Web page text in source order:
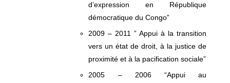
d’expression en République
démocratique du Congo”
2009 – 2011 ” Appui à la transition
vers un état de droit, à la justice de
proximité et à la pacification sociale”
2005 – 2006 “Appui au